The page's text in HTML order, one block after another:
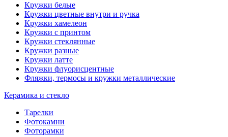
Кружки белые
Кружки цветные внутри и ручка
Кружки хамелеон
Кружки c принтом
Кружки стеклянные
Кружки разные
Кружки латте
Кружки флуорисцентные
Фляжки, термосы и кружки металлические
Керамика и стекло
Тарелки
Фотокамни
Фоторамки